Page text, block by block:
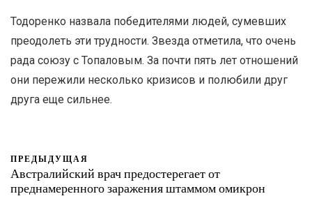
Тодоренко назвала победителями людей, сумевших
преодолеть эти трудности. Звезда отметила, что очень
рада союзу с Топаловым. За почти пять лет отношений
они пережили несколько кризисов и полюбили друг
друга еще сильнее.
ПРЕДЫДУЩАЯ
Австралийский врач предостерегает от
преднамеренного заражения штаммом омикрон